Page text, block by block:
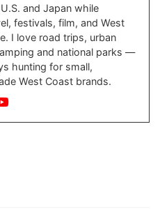
and Japan while
festivals, film, and West
I love road trips, urban
and national parks —
hunting for small,
West Coast brands.